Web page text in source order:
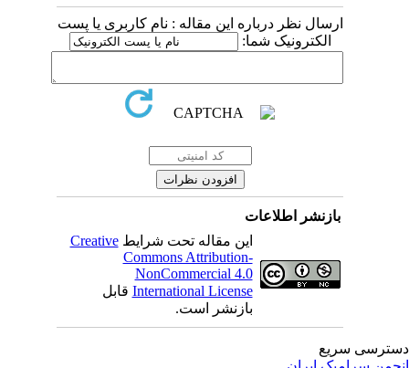
ارسال نظر درباره این مقاله : نام کاربری یا پست
الکترونیک شما:
بازنشر اطلاعات
این مقاله تحت شرایطCreative
Commons Attribution-
NonCommercial 4.0
International Licenseقابل
بازنشر است.
سریع